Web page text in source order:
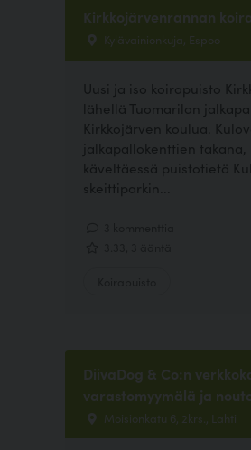
Kirkkojärvenrannan
Kylävainionkuja, Espoo
Uusi ja iso koirapuisto
lähellä Tuomarilan
Kirkkojärven koulua.
jalkapallokenttien
käveltäessä puistotietä
skeittiparkin...
DiivaDog & Co:n
varastomyymälä ja
Moisionkatu 6, 2krs., Lahti